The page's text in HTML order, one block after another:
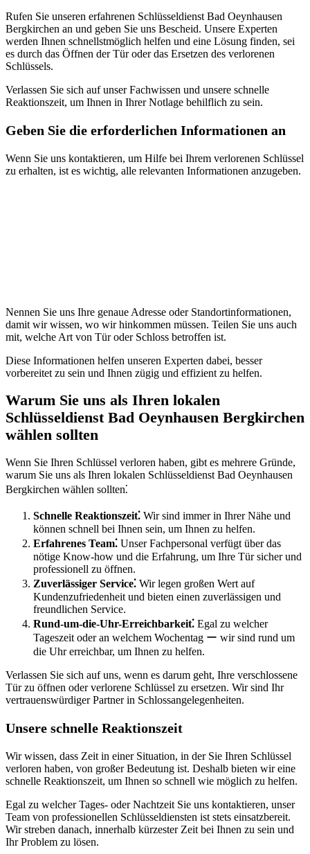
Rufen Sie unseren erfahrenen Schlüsseldienst Bad Oeynhausen
Bergkirchen an und geben Sie uns Bescheid.​ Unsere Experten
werden Ihnen schnellstmöglich helfen und eine Lösung finden, sei
es durch das Öffnen der Tür oder das Ersetzen des verlorenen
Schlüssels.​
Verlassen Sie sich auf unser Fachwissen und unsere schnelle
Reaktionszeit, um Ihnen in Ihrer Notlage behilflich zu sein.​
Geben Sie die erforderlichen Informationen an
Wenn Sie uns kontaktieren, um Hilfe bei Ihrem verlorenen Schlüssel
zu erhalten, ist es wichtig, alle relevanten Informationen anzugeben.​
Nennen Sie uns Ihre genaue Adresse oder Standortinformationen,
damit wir wissen, wo wir hinkommen müssen. Teilen Sie uns auch
mit, welche Art von Tür oder Schloss betroffen ist.
Diese Informationen helfen unseren Experten dabei, besser
vorbereitet zu sein und Ihnen zügig und effizient zu helfen.​
Warum Sie uns als Ihren lokalen
Schlüsseldienst Bad Oeynhausen Bergkirchen
wählen sollten
Wenn Sie Ihren Schlüssel verloren haben, gibt es mehrere Gründe,
warum Sie uns als Ihren lokalen Schlüsseldienst Bad Oeynhausen
Bergkirchen wählen sollten⁚
Schnelle Reaktionszeit⁚ Wir sind immer in Ihrer Nähe und
können schnell bei Ihnen sein, um Ihnen zu helfen.​
Erfahrenes Team⁚ Unser Fachpersonal verfügt über das
nötige Know-how und die Erfahrung, um Ihre Tür sicher und
professionell zu öffnen.
Zuverlässiger Service⁚ Wir legen großen Wert auf
Kundenzufriedenheit und bieten einen zuverlässigen und
freundlichen Service.​
Rund-um-die-Uhr-Erreichbarkeit⁚ Egal zu welcher
Tageszeit oder an welchem Wochentag ー wir sind rund um
die Uhr erreichbar, um Ihnen zu helfen.​
Verlassen Sie sich auf uns, wenn es darum geht, Ihre verschlossene
Tür zu öffnen oder verlorene Schlüssel zu ersetzen.​ Wir sind Ihr
vertrauenswürdiger Partner in Schlossangelegenheiten.​
Unsere schnelle Reaktionszeit
Wir wissen, dass Zeit in einer Situation, in der Sie Ihren Schlüssel
verloren haben, von großer Bedeutung ist.​ Deshalb bieten wir eine
schnelle Reaktionszeit, um Ihnen so schnell wie möglich zu helfen.​
Egal zu welcher Tages- oder Nachtzeit Sie uns kontaktieren, unser
Team von professionellen Schlüsseldiensten ist stets einsatzbereit.​
Wir streben danach, innerhalb kürzester Zeit bei Ihnen zu sein und
Ihr Problem zu lösen.​